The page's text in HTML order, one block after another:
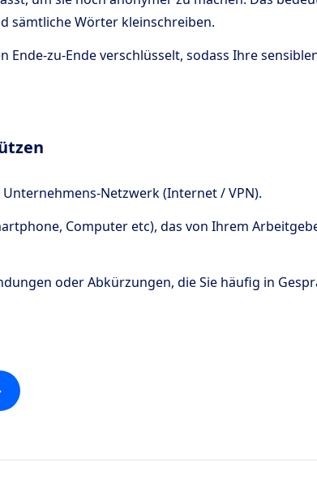
sämtliche Wörter kleinschreiben.
Ende-zu-Ende verschlüsselt, sodass Ihre
Netzwerk (Internet / VPN).
Computer etc), das von Ihrem
oder Abkürzungen, die Sie häufig in